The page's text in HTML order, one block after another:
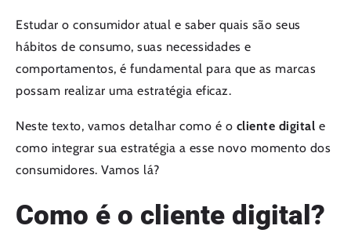
Estudar o consumidor atual e saber quais são seus
hábitos de consumo, suas necessidades e
comportamentos, é fundamental para que as marcas
possam realizar uma estratégia eficaz.
Neste texto, vamos detalhar como é o cliente digital e
como integrar sua estratégia a esse novo momento dos
consumidores. Vamos lá?
Como é o cliente digital?